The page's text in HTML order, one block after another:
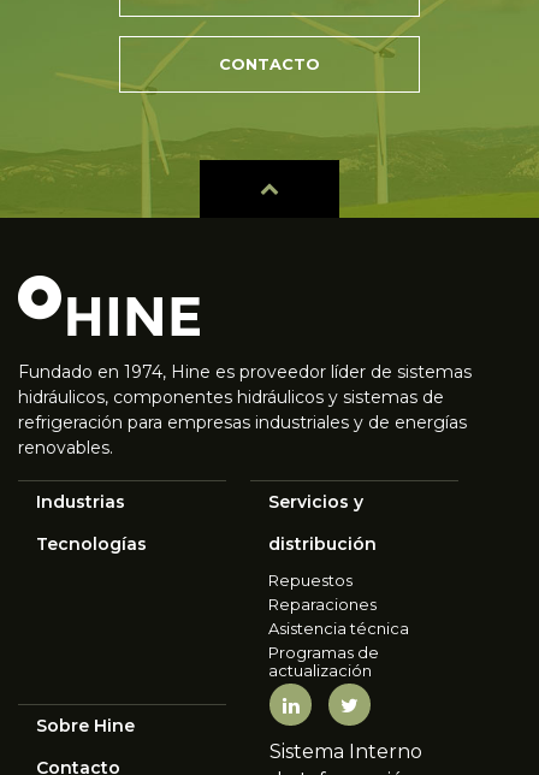
CONTACTO
Fundado en 1974, Hine es proveedor líder de sistemas
hidráulicos, componentes hidráulicos y sistemas de
refrigeración para empresas industriales y de energías
renovables.
Industrias
Tecnologías
Servicios y
distribución
Repuestos
Reparaciones
Asistencia técnica
Programas de
actualización
Sobre Hine
Contacto
Sistema Interno